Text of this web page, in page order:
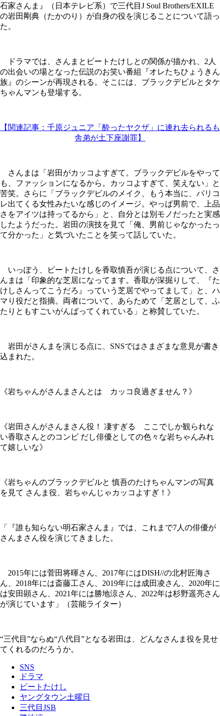
石家さんま』（日本テレビ系）で三代目J Soul Brothers/EXILE
の岩田剛典（たかのり）が自身の役を演じることについて語っ
た。
ドラマでは、さんまとビートたけしとの関係が描かれ、2人
の出会いの場となった伝説のお笑い番組『オレたちひょうきん
族』のシーンが再現される。そこには、ブラックデビルとタケ
ちゃんマンも登場する。
【関連記事：千原ジュニア「酔ったヤクザ」に連れ去られるも
舎弟が土下座謝罪】
さんまは「岩田がカッコよすぎて。ブラックデビルをやって
も、ファッションになるから。カッコよすぎて、笑えない」と
苦笑。さらに「ブラックデビルのメイク、もう本当に、パリコ
レ出てくる女性みたいな感じのイメージ。やっぱ男前で、上品
さをアイツは持ってるから」と、自分とは別モノだったと実感
したようだった。岩田の演技を見て「俺、男前じゃなかったっ
て分かった」と気づいたことを笑って話していた。
いっぽう、ビートたけしを香取慎吾が演じる点について、さ
んまは「印象的な芝居になってます。香取が深掘りして、『た
けしさんってこうだろ』っていう芝居でやってまして」と、ハ
マり役だと指摘。両者について、あらためて「芝居として、ふ
たりともすごいがんばってくれている」と称賛していた。
岩田がさんまを演じる点に、SNSではさまざまな意見が書き
込まれた。
《岩ちゃんがさんまさんとは カッコ良過ぎません？》
《岩田さんがさんまさん役！ 凄すぎる ここでしか観られな
い香取さんとのコンビ だし俳優としての色々な岩ちゃんみれ
て嬉しいな》
《岩ちゃんのブラックデビルと 慎吾のたけちゃんマンの写真
を見て さんま役、岩ちゃんじゃカッコよすぎ！》
「『誰も知らない明石家さんま』では、これまで7人の俳優が
さんまさん役を演じてきました。
2015年には菅田将暉さん、2017年にはDISH//の北村匠海さ
ん、2018年には斎藤工さん、2019年には成田凌さん、2020年に
は安田顕さん、2021年には勝地涼さん、2022年は杉野遥亮さん
が演じています」（芸能ライター）
“三代目”ならぬ“八代目”となる岩田は、どんなさんま役を見せ
てくれるのだろうか。
SNS
ドラマ
ビートたけし
ヤングタウン土曜日
三代目JSB